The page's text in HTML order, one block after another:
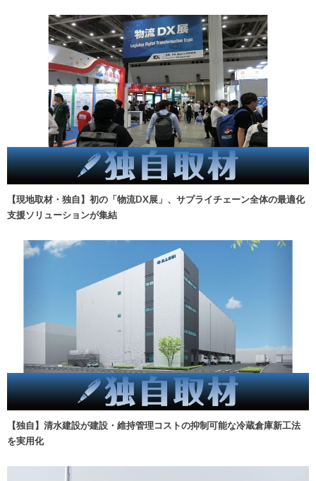
【現地取材・独自】初の「物流DX展」、サプライチェーン全体の最適化
支援ソリューションが集結
【独自】清水建設が建設・維持管理コストの抑制可能な冷蔵倉庫新工法
を実用化